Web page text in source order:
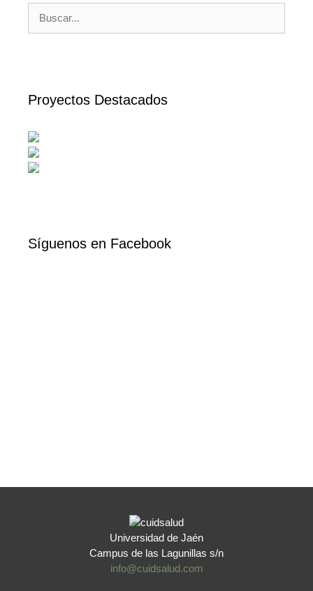
Proyectos Destacados
Síguenos en Facebook
Universidad de Jaén
Campus de las Lagunillas s/n
info@cuidsalud.com